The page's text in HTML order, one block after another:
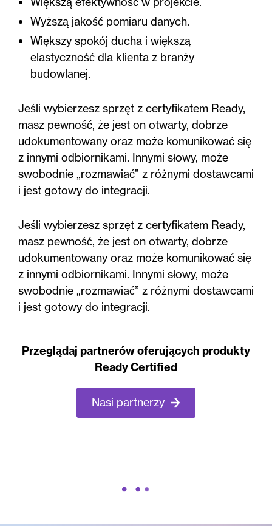
Wyższą jakość pomiaru danych.
Większy spokój ducha i większą
elastyczność dla klienta z branży
budowlanej.
Jeśli wybierzesz sprzęt z certyfikatem Ready,
masz pewność, że jest on otwarty, dobrze
udokumentowany oraz może komunikować się
z innymi odbiornikami. Innymi słowy, może
swobodnie „rozmawiać” z różnymi dostawcami
i jest gotowy do integracji.
Jeśli wybierzesz sprzęt z certyfikatem Ready,
masz pewność, że jest on otwarty, dobrze
udokumentowany oraz może komunikować się
z innymi odbiornikami. Innymi słowy, może
swobodnie „rozmawiać” z różnymi dostawcami
i jest gotowy do integracji.
Przeglądaj partnerów oferujących produkty
Ready Certified
Nasi partnerzy